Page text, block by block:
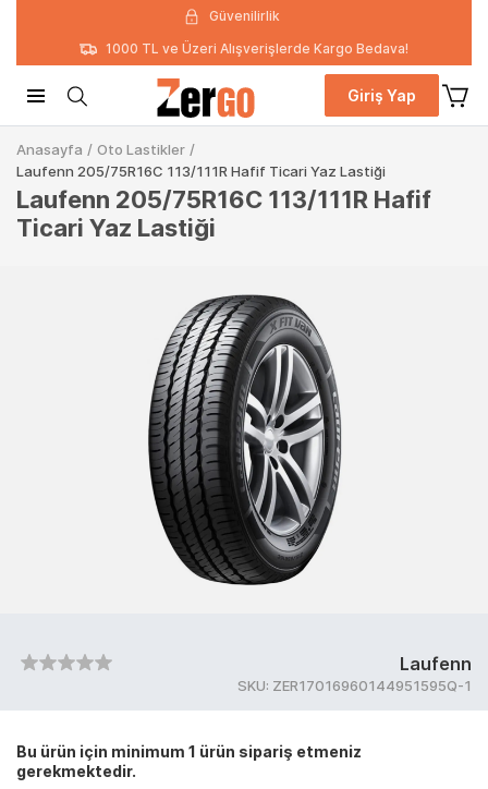
Güvenilirlik
1000 TL ve Üzeri Alışverişlerde Kargo Bedava!
Giriş Yap
Anasayfa / Oto Lastikler /
Laufenn 205/75R16C 113/111R Hafif Ticari Yaz Lastiği
Laufenn 205/75R16C 113/111R Hafif
Ticari Yaz Lastiği
Laufenn
SKU: ZER17016960144951595Q-1
Bu ürün için minimum 1 ürün sipariş etmeniz
gerekmektedir.